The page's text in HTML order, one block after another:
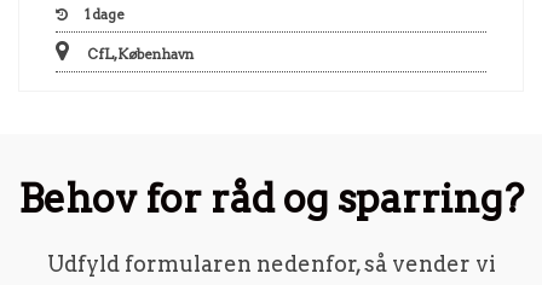
1dage
CfL, København
Behov for råd og sparring?
Udfyld formularen nedenfor, så vender vi